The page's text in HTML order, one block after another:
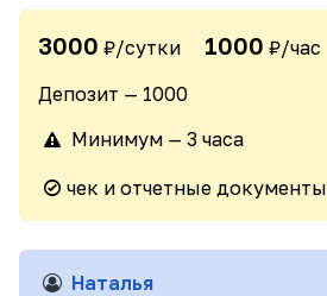
3000 ₽/сутки 1000 ₽/час
Депозит — 1000
Минимум — 3 часа
чек и отчетные документы
Наталья